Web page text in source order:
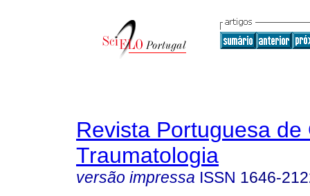
Revista Portuguesa de
Traumatologia
versão impressa ISSN 1646-